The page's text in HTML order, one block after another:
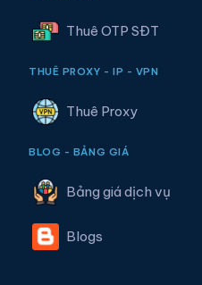
Thuê OTP SĐT
THUÊ PROXY - IP - VPN
Thuê Proxy
BLOG - BẢNG GIÁ
Bảng giá dịch vụ
Blogs
🚀 **Tăng Follow/
follow uy tín.
❤️ **Tăng Tim/Like
viral cho video.
👀 **Tăng View/Lượt
hướng nhanh chóng.
💬 **Tăng Comment/
thảo luận sôi nổi.
👁️ **Tăng Mắt
Khách Hàng Nói Gì Về